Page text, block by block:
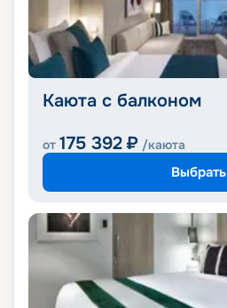
Каюта с балконом
от 175 392 ₽ /каюта
Выбрать